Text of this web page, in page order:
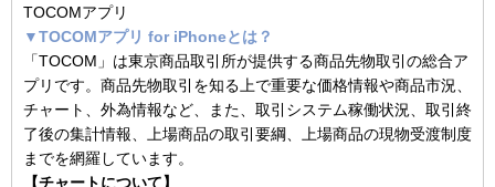
TOCOMアプリ
▼TOCOMアプリ for iPhoneとは？
「TOCOM」は東京商品取引所が提供する商品先物取引の総合ア
プリです。商品先物取引を知る上で重要な価格情報や商品市況、
チャート、外為情報など、また、取引システム稼働状況、取引終
了後の集計情報、上場商品の取引要綱、上場商品の現物受渡制度
までを網羅しています。
【チャートについて】